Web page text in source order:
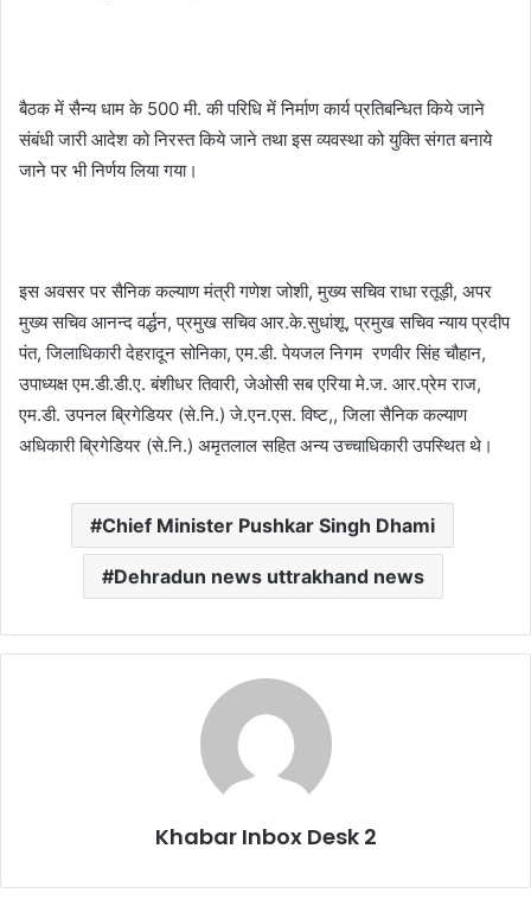
बैठक में सैन्य धाम के 500 मी. की परिधि में निर्माण कार्य प्रतिबन्धित किये जाने
संबंधी जारी आदेश को निरस्त किये जाने तथा इस व्यवस्था को युक्ति संगत बनाये
जाने पर भी निर्णय लिया गया।
इस अवसर पर सैनिक कल्याण मंत्री गणेश जोशी, मुख्य सचिव राधा रतूड़ी, अपर
मुख्य सचिव आनन्द वर्द्धन, प्रमुख सचिव आर.के.सुधांशू, प्रमुख सचिव न्याय प्रदीप
पंत, जिलाधिकारी देहरादून सोनिका, एम.डी. पेयजल निगम रणवीर सिंह चौहान,
उपाध्यक्ष एम.डी.डी.ए. बंशीधर तिवारी, जेओसी सब एरिया मे.ज. आर.प्रेम राज,
एम.डी. उपनल ब्रिगेडियर (से.नि.) जे.एन.एस. विष्ट,, जिला सैनिक कल्याण
अधिकारी ब्रिगेडियर (से.नि.) अमृतलाल सहित अन्य उच्चाधिकारी उपस्थित थे।
Chief Minister Pushkar Singh Dhami
Dehradun news uttrakhand news
Khabar Inbox Desk 2